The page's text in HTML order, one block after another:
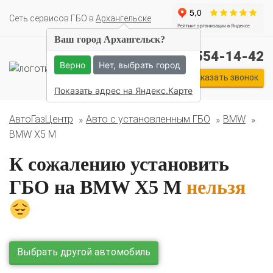
Cеть сервисов ГБО в Архангельске
Комплекты ГБО на иномарки:
BMW Ford Geely HAVAL Hyundai Infiniti KIA
Lexus
Mazda Mercedes Mitsubishi Nissan
Volkswagen
О автосервисе
Отзывы клиентов
+7 (911) 554-14-42
Заказать звонок
АвтоГазЦентр Авто с установленным ГБО
BMW
BMW X5 M
К сожалению установить
ГБО на BMW X5 M нельзя
Выбрать другой автомобиль
Ваш город Архангельск?
Верно Нет, выбрать город
Показать адрес на Яндекс.Карте